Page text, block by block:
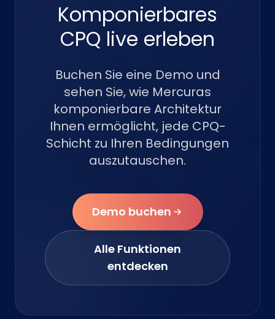
Komponierbares
CPQ live erleben
Buchen Sie eine Demo und
sehen Sie, wie Mercuras
komponierbare Architektur
Ihnen ermöglicht, jede CPQ-
Schicht zu Ihren Bedingungen
auszutauschen.
Demo buchen
Alle Funktionen
entdecken